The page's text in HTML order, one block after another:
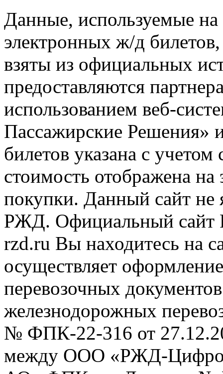
Данные, используемые на
электронных ж/д
взяты из официальных
предоставляются
использованием веб-
Пассажирские
билетов указана с
стоимость отображена
покупки. Данный сайт не
РЖД. Официальный сайт
rzd.ru Вы находитесь на
осуществляет
перевозочных
железнодорожных
№ ФПК-22-316 от
между ООО «РЖД-